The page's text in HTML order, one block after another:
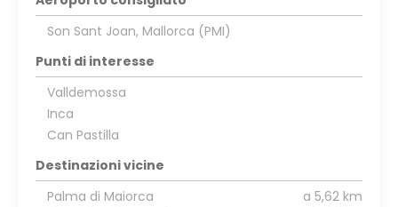
Son Sant Joan, Mallorca (PMI)
Punti di interesse
Valldemossa
Inca
Can Pastilla
Destinazioni vicine
Palma di Maiorca
a 5,62 km